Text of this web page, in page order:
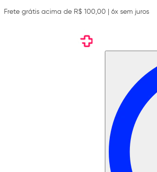
Frete grátis acima de R$ 100,00 | 6x sem juros